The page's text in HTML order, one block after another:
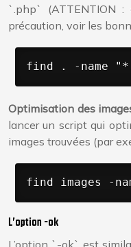
`.php` (ATTENTION
précaution, voir les
find . -name
Optimisation des
lancer un script qui
images trouvées (par
find images -
L’option -ok
L’option `-ok` est